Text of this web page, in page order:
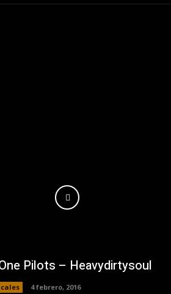
Pilots – Heavydirtysoul
4 febrero, 2016